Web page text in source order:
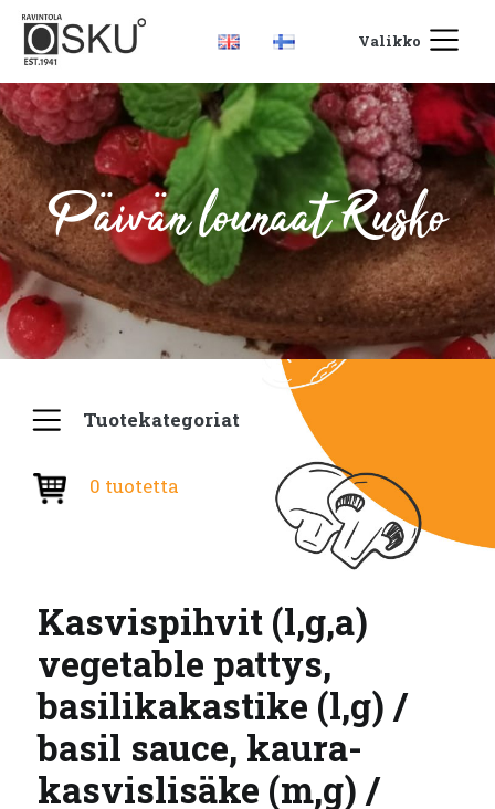
Valikko
Päivän lounaat Rusko
Tuotekategoriat
0 tuotetta
Kasvispihvit (l,g,a)
vegetable pattys,
basilikakastike (l,g) /
basil sauce, kaura-
kasvislisäke (m,g) /